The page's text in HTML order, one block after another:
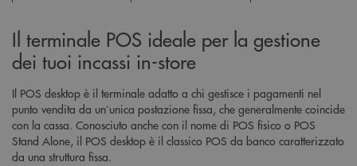
Il terminale POS ideale per la gestione
dei tuoi incassi in-store
Il POS desktop è il terminale adatto a chi gestisce i pagamenti nel
punto vendita da un’unica postazione fissa, che generalmente coincide
con la cassa. Conosciuto anche con il nome di POS fisico o POS
Stand Alone, il POS desktop è il classico POS da banco caratterizzato
da una struttura fissa.